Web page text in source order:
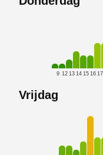
9 12 13 14 15 16 17
Vrijdag